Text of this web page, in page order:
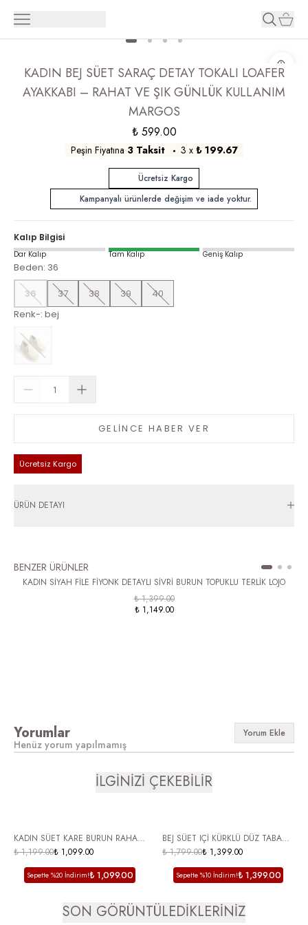
KADIN BEJ SÜET SARAÇ DETAY TOKALI LOAFER
AYAKKABI – RAHAT VE ŞIK GÜNLÜK KULLANIM
MARGOS
₺ 599.00
Peşin Fiyatına 3 Taksit 3 x ₺ 199.67
Ücretsiz Kargo
Kampanyalı ürünlerde değişim ve iade yoktur.
Kalıp Bilgisi
Dar Kalıp Tam Kalıp Geniş Kalıp
Beden: 36
36
37 38 39
40
Renk-: bej
GELİNCE HABER VER
Ücretsiz Kargo
ÜRÜN DETAYI
BENZER ÜRÜNLER
KADIN SİYAH FİLE FİYONK DETAYLI SİVRİ BURUN TOPUKLU TERLİK LOJO
₺ 1,399.00
₺ 1,149.00
Yorumlar Yorum Ekle
Henüz yorum yapılmamış
İLGİNİZİ ÇEKEBİLİR
ÜCRETSİZ KARGO
KADIN SÜET KARE BURUN RAHAT
GÜNLÜK BABET AYAKKABI GUIN
₺ 1,199.00₺ 1,099.00
Sepette %20 İndirim!₺ 1,099.00
ÜCRETSİZ KARGO
BEJ SÜET IÇİ KÜRKLÜ DÜZ TABAN
BOT TAŞ BASKILI KADIN BOT
ORBEN
₺ 1,799.00₺ 1,399.00
Sepette %10 İndirim!₺ 1,399.00
SON GÖRÜNTÜLEDİKLERİNİZ